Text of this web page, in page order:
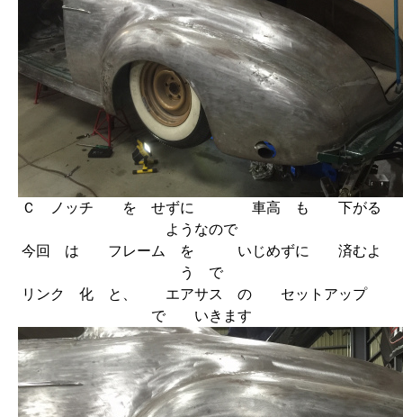
Ｃ ノッチ を せずに 車高 も 下がる
ようなので
今回 は フレーム を いじめずに 済むよ
う で
リンク 化 と、 エアサス の セットアップ
で いきます